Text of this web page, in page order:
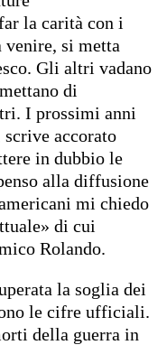
la carità con i
venire, si metta
Gli altri vadano
di
I prossimi anni
accorato
in dubbio le
alla diffusione
mi chiedo
di cui
Rolando.
la soglia dei
le cifre ufficiali.
della guerra in